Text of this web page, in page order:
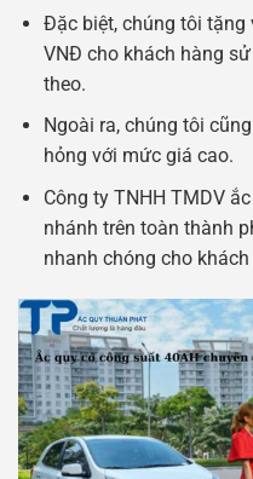
Đặc biệt, chúng tôi tặng
VNĐ cho khách hàng
theo.
Ngoài ra, chúng tôi
hỏng với mức giá cao.
Công ty TNHH TMDV
nhánh trên toàn thành
nhanh chóng cho khách